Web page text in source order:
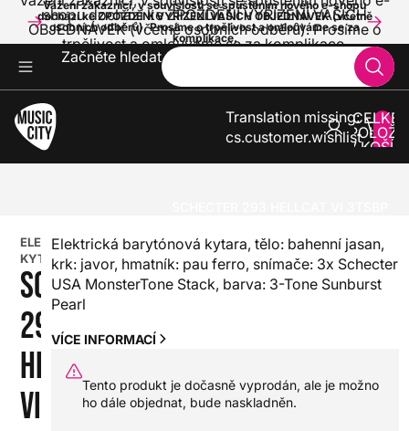
Vážení zákazníci, v souvislosti se spuštěním nového e-shopu
dochází ke ZPOŽDĚNÍ VYŘÍZENÍ VAŠICH OBJEDNÁVEK (včetně
osobních odběrů). Prosíme o trpělivost a omlouváme se za
komplikace.
shopu dochází ke ZPOŽDĚNÍ VYŘÍZENÍ VAŠICH
OBJEDNÁVEK (včetně osobních odběrů). Prosíme o
trpělivost a omlouváme se za komplikace.
Začněte hledat
Translation missing:
cs.customer.wishlist
V
0
ELEKTRICKÁ
KYTARA
SCHECTER
293
HELLCAT
VI 3TSBP
Elektrická barytónová kytara, tělo: bahenní jasan,
krk: javor, hmatník: pau ferro, snímače: 3x Schecter
USA MonsterTone Stack, barva: 3-Tone Sunburst
Pearl
VÍCE INFORMACÍ
Tento produkt je dočasně vyprodán, ale je možno
ho dále objednat, bude naskladněn.